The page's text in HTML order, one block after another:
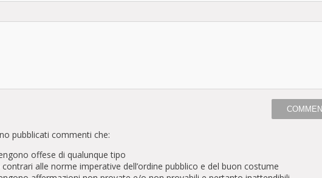
pubblicati commenti che:
offese di qualunque tipo
contrari alle norme imperative dell’ordine pubblico e del buon costume